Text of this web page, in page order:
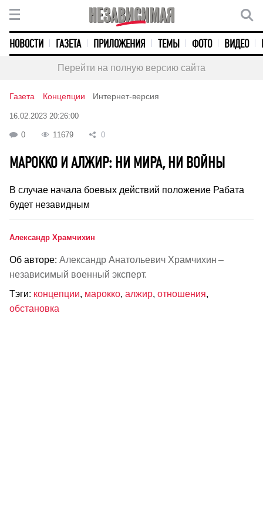
НОВОСТИ ГАЗЕТА ПРИЛОЖЕНИЯ ТЕМЫ ФОТО ВИДЕО
Перейти на полную версию сайта
Газета Концепции Интернет-версия
16.02.2023 20:26:00
0 11679 0
МАРОККО И АЛЖИР: НИ МИРА, НИ ВОЙНЫ
В случае начала боевых действий положение Рабата
будет незавидным
Александр Храмчихин
Об авторе: Александр Анатольевич Храмчихин –
независимый военный эксперт.
Тэги: концепции, марокко, алжир, отношения,
обстановка